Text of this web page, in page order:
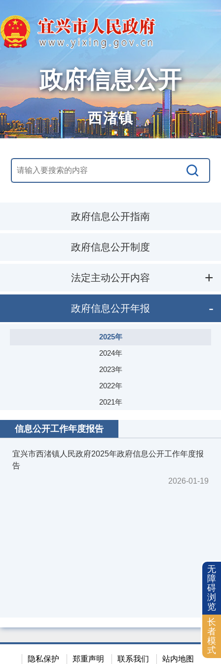
政府信息公开
西渚镇
政府信息公开指南
政府信息公开制度
法定主动公开内容
政府信息公开年报
2025年
2024年
2023年
2022年
2021年
2020年
2019年
2018年
信息公开工作年度报告
宜兴市西渚镇人民政府2025年政府信息公开工作年度报
告
2026-01-19
隐私保护 郑重声明 联系我们 站内地图
无
障
碍
浏
览
长
者
模
式